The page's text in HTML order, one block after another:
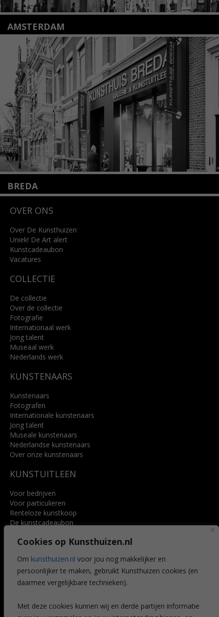
Cookies op Kunsthuizen.nl
Om kunsthuizen.nl voor jou nog makkelijker en
persoonlijker te maken, gebruikt Kunsthuizen cookies (en
daarmee vergelijkbare technieken).
Met deze cookies kunnen wij en derde partijen informatie
AMSTERDAM
Amstelveenseweg 135
1075 VX Amsterdam
+31 (0)20 2332546
info@kunsthuisamsterdam.nl
Lees meer
BREDA
4818 SB Breda
info@kunsthuisbreda.nl
Lees meer
OVER ONS
Over De Kunsthuizen
Uniek! De Art alert
Kunstcadeaubon
Vacatures
COLLECTIE
De collectie
Over de collectie
Fotografie
Internationaal werk
Jong talent
Museaal werk
Nederlands werk
KUNSTENAARS
Kunstenaars
Fotografen
Internationale kunstenaars
Jong talent
Museale kunstenaars
Nederlandse kunstenaars
Over onze kunstenaars
KUNSTUITLEEN
Voor bedrijven
Voor particulieren
Renteloze kunstkoop
De kunstcadeaubon
Voordelen
Veelgestelde vragen
CONTACT
Leiden